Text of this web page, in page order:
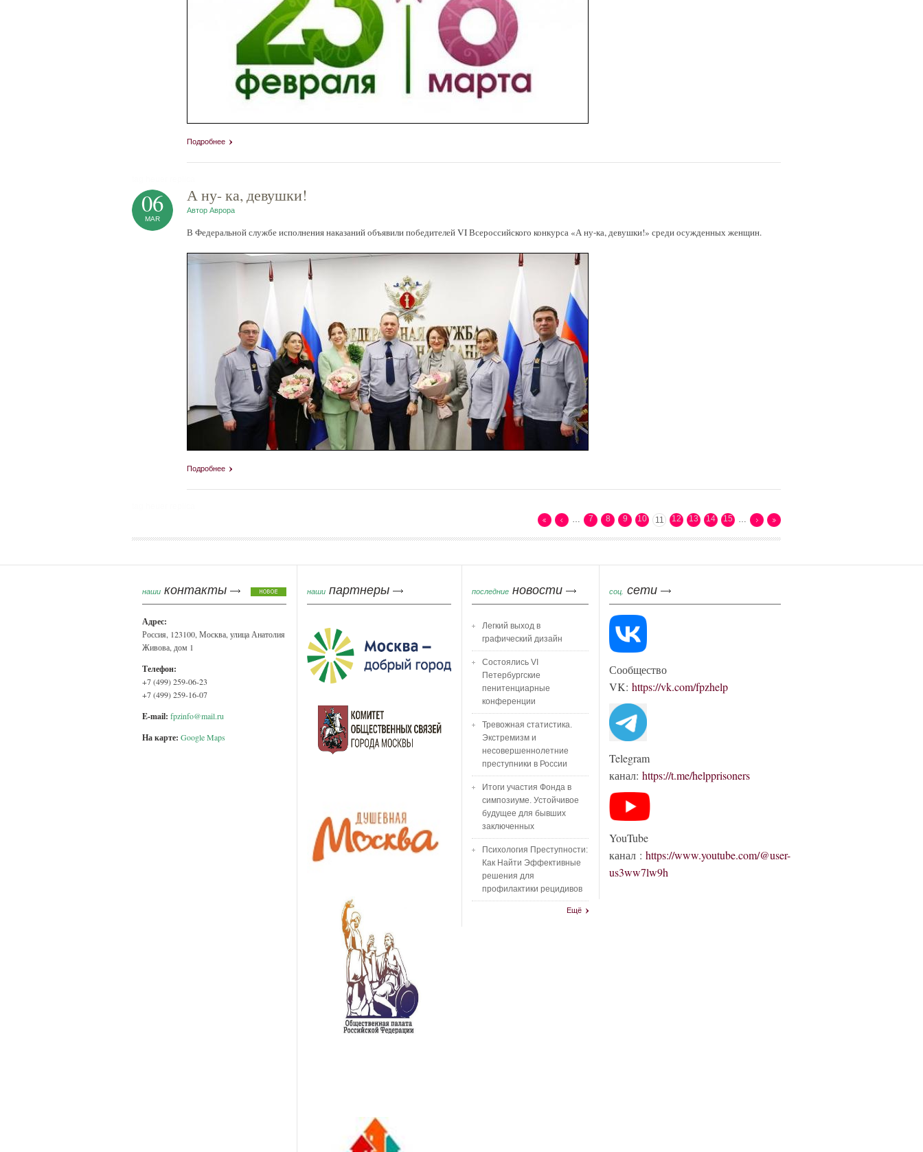
Подробнее
А ну- ка, девушки!
Автор Аврора
06
MAR
В Федеральной службе исполнения наказаний объявили победителей VI Всероссийского конкурса «А ну-ка, девушки!» среди осужденных женщин.
Подробнее
… 7 8 9 10 11 12 13 14 15 …
наши контакты
Адрес:
Россия, 123100, Москва, улица Анатолия
Живова, дом 1
Телефон:
+7 (499) 259-06-23
+7 (499) 259-16-07
E-mail: fpzinfo@mail.ru
На карте: Google Maps
наши партнеры последние новости
Легкий выход в
графический дизайн
Состоялись VI
Петербургские
пенитенциарные
конференции
Тревожная статистика.
Экстремизм и
несовершеннолетние
преступники в России
Итоги участия Фонда в
симпозиуме. Устойчивое
будущее для бывших
заключенных
Психология Преступности:
Как Найти Эффективные
решения для
профилактики рецидивов
Ещё
соц. сети
Сообщество
VK: https://vk.com/fpzhelp
Telegram
канал: https://t.me/helpprisoners
YouTube
канал : https://www.youtube.com/@user-
us3ww7lw9h